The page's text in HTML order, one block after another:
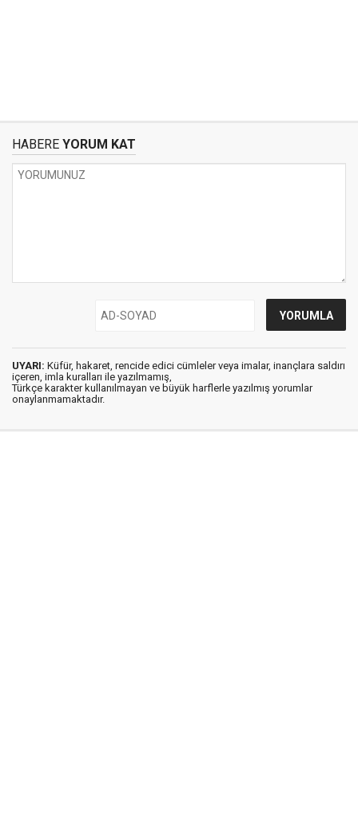
HABERE YORUM KAT
UYARI: Küfür, hakaret, rencide edici cümleler veya imalar, inançlara saldırı
içeren, imla kuralları ile yazılmamış,
Türkçe karakter kullanılmayan ve büyük harflerle yazılmış yorumlar
onaylanmamaktadır.